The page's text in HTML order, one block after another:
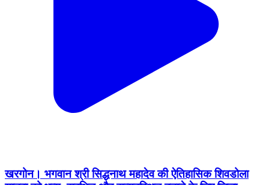
खरगोन। भगवान श्री सिद्धनाथ महादेव की ऐतिहासिक शिवडोला